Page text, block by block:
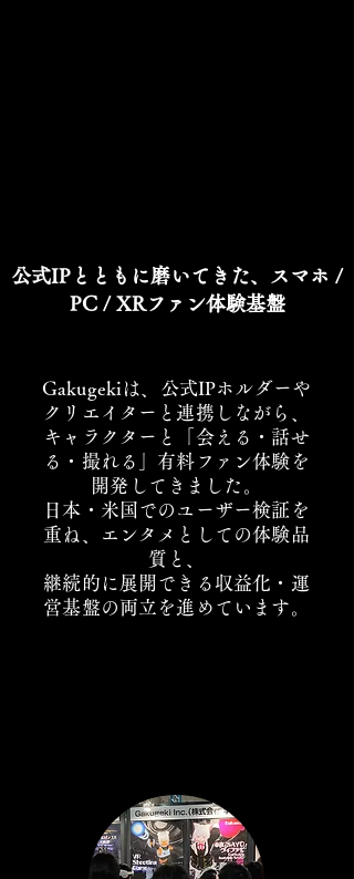
公式IPとともに磨いてきた、スマホ /
PC / XRファン体験基盤
Gakugekiは、公式IPホルダーや
クリエイターと連携しながら、
キャラクターと「会える・話せ
る・撮れる」有料ファン体験を
開発してきました。
日本・米国でのユーザー検証を
重ね、エンタメとしての体験品
質と、
継続的に展開できる収益化・運
営基盤の両立を進めています。